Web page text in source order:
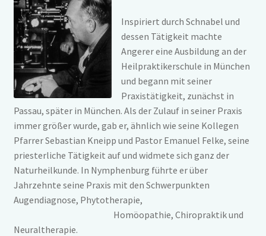
Inspiriert durch Schnabel und
dessen Tätigkeit machte
Angerer eine Ausbildung an der
Heilpraktikerschule in München
und begann mit seiner
Praxistätigkeit, zunächst in
Passau, später in München. Als der Zulauf in seiner Praxis
immer größer wurde, gab er, ähnlich wie seine Kollegen
Pfarrer Sebastian Kneipp und Pastor Emanuel Felke, seine
priesterliche Tätigkeit auf und widmete sich ganz der
Naturheilkunde. In Nymphenburg führte er über
Jahrzehnte seine Praxis mit den Schwerpunkten
Augendiagnose, Phytotherapie,
Homöopathie, Chiropraktik und
Neuraltherapie.